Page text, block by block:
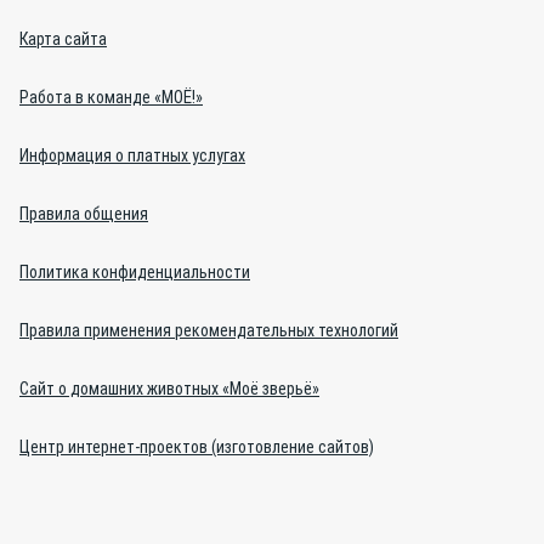
Карта сайта
Работа в команде «МОЁ!»
Информация о платных услугах
Правила общения
Политика конфиденциальности
Правила применения рекомендательных технологий
Сайт о домашних животных «Моё зверьё»
Центр интернет-проектов (изготовление сайтов)